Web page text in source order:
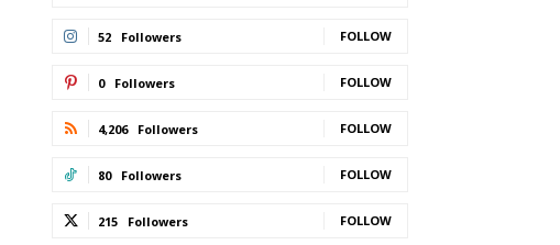
52 Followers FOLLOW
0 Followers FOLLOW
4,206 Followers FOLLOW
80 Followers FOLLOW
215 Followers FOLLOW